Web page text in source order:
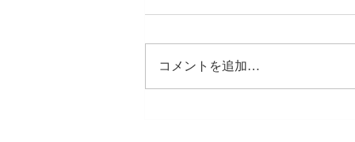
コメントを追加…